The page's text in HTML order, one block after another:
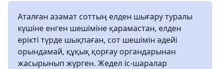
Аталған азамат соттың елден шығару туралы
күшіне енген шешіміне қарамастан, елден
ерікті түрде шықпаған, сот шешімін әдейі
орындамай, құқық қорғау органдарынан
жасырынып жүрген. Жедел іс-шаралар